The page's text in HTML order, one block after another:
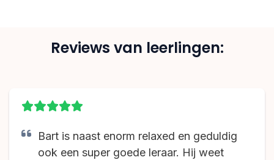
Reviews van leerlingen:
Bart is naast enorm relaxed en geduldig
ook een super goede leraar. Hij weet